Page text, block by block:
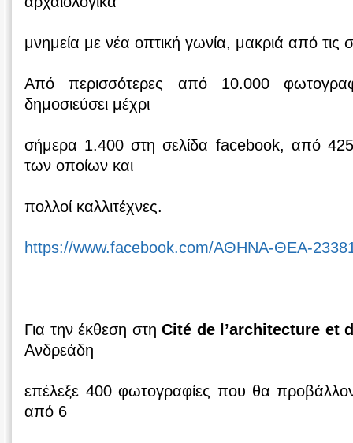
μνημεία με νέα οπτική γωνία, μακριά από τις
Από περισσότερες από 10.000
δημοσιεύσει μέχρι
σήμερα 1.400 στη σελίδα facebook, από 425
των οποίων και
πολλοί καλλιτέχνες.
https://www.facebook.com/AΘΗΝΑ-ΘΕΑ-
Για την έκθεση στηCité de l’architecture et
Ανδρεάδη
επέλεξε 400 φωτογραφίες που θα
από 6